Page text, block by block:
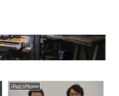
iPad/iPhone